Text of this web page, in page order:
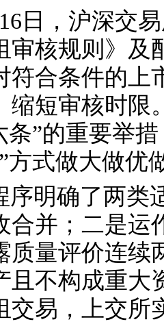
日，沪深交
审核规则》及
符合条件的上
缩短审核时限
条”的重要举
方式做大做优
序明确了两类
合并；二是运
质量评价连续
且不构成重大
交易，上交所